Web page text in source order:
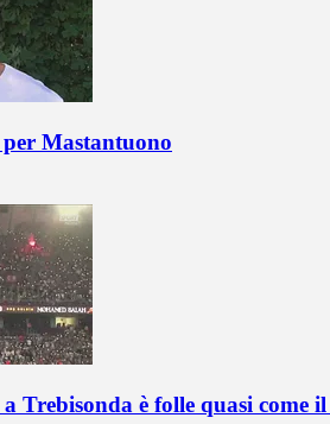
Mastantuono
a Trebisonda è folle quasi come